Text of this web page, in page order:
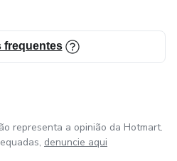
frequentes
representa a opinião da Hotmart.
denuncie aqui